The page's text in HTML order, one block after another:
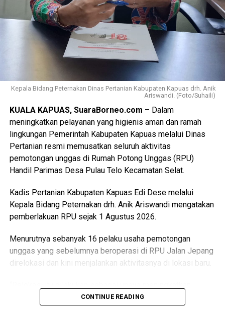
Kepala Bidang Peternakan Dinas Pertanian Kabupaten Kapuas drh. Anik
Ariswandi. (Foto/Suhaili)
KUALA KAPUAS, SuaraBorneo.com – Dalam
meningkatkan pelayanan yang higienis aman dan ramah
lingkungan Pemerintah Kabupaten Kapuas melalui Dinas
Pertanian resmi memusatkan seluruh aktivitas
pemotongan unggas di Rumah Potong Unggas (RPU)
Handil Parimas Desa Pulau Telo Kecamatan Selat.
Kadis Pertanian Kabupaten Kapuas Edi Dese melalui
Kepala Bidang Peternakan drh. Anik Ariswandi mengatakan
pemberlakuan RPU sejak 1 Agustus 2026.
Menurutnya sebanyak 16 pelaku usaha pemotongan
unggas yang sebelumnya beroperasi di RPU Jalan Jepang
direlokasi dan kini menjalankan aktivitasnya di lokasi baru.
kualitas pelayanan sekaligus menghadirkan fasilitas
CONTINUE READING